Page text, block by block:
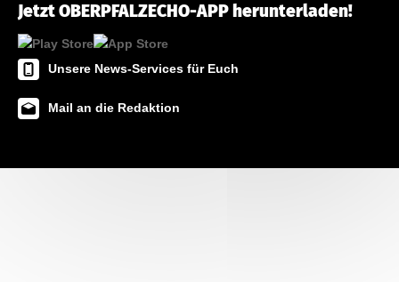
Jetzt OBERPFALZECHO-APP herunterladen!
Unsere News-Services für Euch
Mail an die Redaktion